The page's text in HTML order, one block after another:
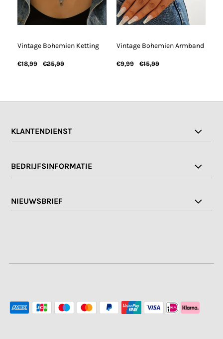
Vintage Bohemien Ketting
€18,99 €25,99
Vintage Bohemien Armband
€9,99 €15,99
KLANTENDIENST
BEDRIJFSINFORMATIE
NIEUWSBRIEF